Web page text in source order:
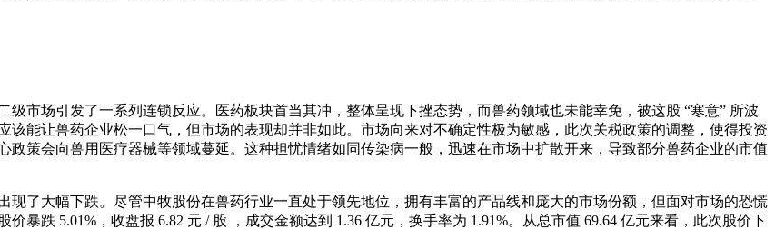
市场引发了一系列连锁反应。医药板块首当其冲，整体呈现下挫态势，而兽药领域也未能幸免，被这股 “寒意” 所波
能让兽药企业松一口气，但市场的表现却并非如此。市场向来对不确定性极为敏感，此次关税政策的调整，使得投资
策会向兽用医疗器械等领域蔓延。这种担忧情绪如同传染病一般，迅速在市场中扩散开来，导致部分兽药企业的市值
现了大幅下跌。尽管中牧股份在兽药行业一直处于领先地位，拥有丰富的产品线和庞大的市场份额，但面对市场的恐慌
暴跌 5.01%，收盘报 6.82 元 / 股 ，成交金额达到 1.36 亿元，换手率为 1.91%。从总市值 69.64 亿元来看，此次股价下